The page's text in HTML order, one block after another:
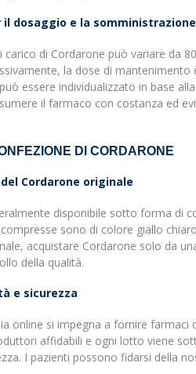
il dosaggio e la somministrazione
carico di Cordarone può variare da
la dose di
essere individualizzato in base
il farmaco con costanza ed
DI CORDARONE
Cordarone originale
disponibile sotto forma di
sono di colore giallo
acquistare Cordarone solo da
della qualità.
e sicurezza
online si impegna a fornire farmaci
affidabili e ogni lotto viene
I pazienti possono fidarsi della